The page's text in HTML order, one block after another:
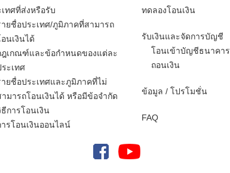
ทศที่ส่งหรือรับ
ายชื่อประเทศ/ภูมิภาคที่สามารถ
นเงินได้
ฎเกณฑ์และข้อกำหนดของแต่ละ
ะเทศ
ายชื่อประเทศและภูมิภาคที่ไม่
ามารถโอนเงินได้ หรือมีข้อจำกัด
การโอนเงิน
ารโอนเงินออนไลน์
ทดลองโอนเงิน
รับเงินและจัดการบัญชี
โอนเข้าบัญชีธนาคาร
ถอนเงิน
ข้อมูล / โปรโมชั่น
FAQ